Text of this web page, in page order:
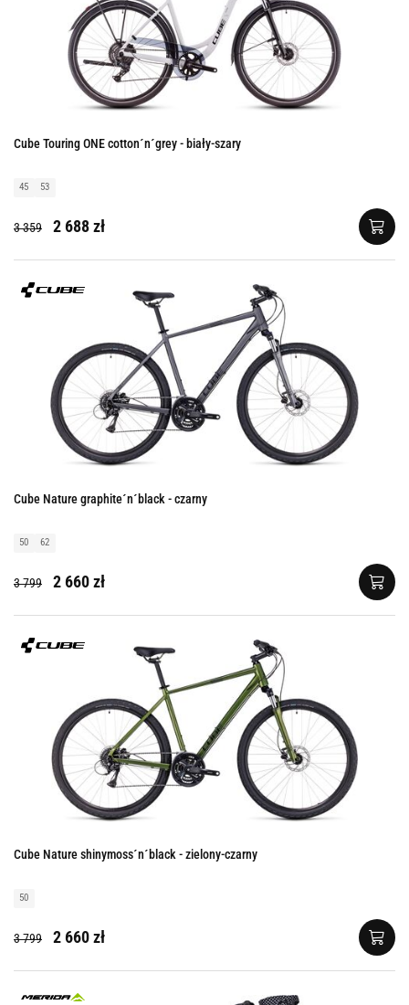
Cube Touring ONE cotton´n´grey - biały-szary
45 53
3 359 2 688 zł
Cube Nature graphite´n´black - czarny
50 62
3 799 2 660 zł
Cube Nature shinymoss´n´black - zielony-czarny
50
3 799 2 660 zł